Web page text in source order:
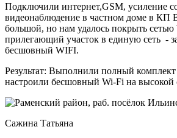
Подключили интернет,GSM, усиление
видеонаблюдение в частном доме в КП
большой, но нам удалось покрыть сетью
прилегающий участок в единую сеть -
бесшовный WIFI.
Результат: Выполнили полный комплект
настроили бесшовный Wi-Fi на высокой
Сажина Татьяна